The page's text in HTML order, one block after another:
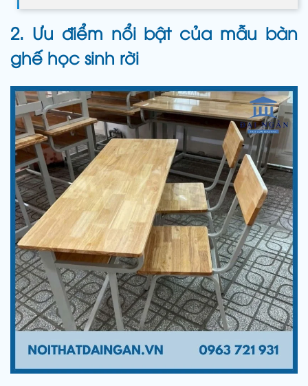
2. Ưu điểm nổi bật của mẫu bàn
ghế học sinh rời